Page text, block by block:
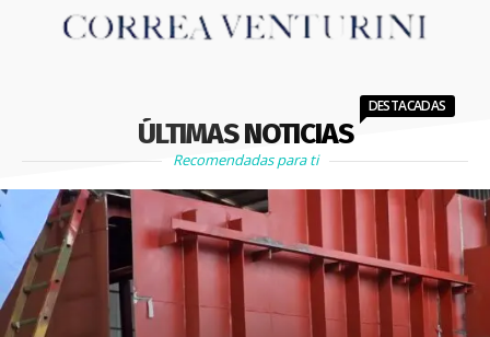
ÚLTIMAS NOTICIAS
DESTACADAS
Recomendadas para ti